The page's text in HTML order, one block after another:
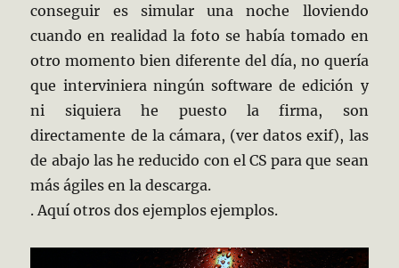
conseguir es simular una noche lloviendo
cuando en realidad la foto se había tomado en
otro momento bien diferente del día, no quería
que interviniera ningún software de edición y
ni siquiera he puesto la firma, son
directamente de la cámara, (ver datos exif), las
de abajo las he reducido con el CS para que sean
más ágiles en la descarga.
. Aquí otros dos ejemplos ejemplos.